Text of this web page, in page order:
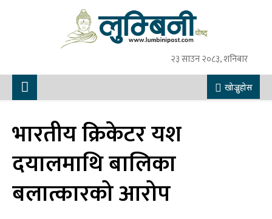
२३ साउन २०८३, शनिबार
खोज्नुहोस
भारतीय क्रिकेटर यश
दयालमाथि बालिका
बलात्कारको आरोप